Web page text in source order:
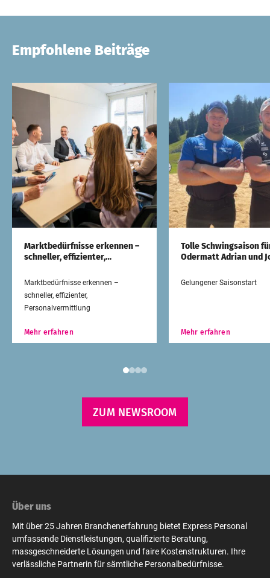
Empfohlene Beiträge
Marktbedürfnisse erkennen –
schneller, effizienter,
Marktbedürfnisse erkennen –
schneller, effizienter,
Personalvermittlung
Mehr erfahren
Tolle Schwingsaison
Odermatt Adrian und
Gelungener Saisonstart
Mehr erfahren
ZUM NEWSROOM
Über uns
Mit über 25 Jahren Branchenerfahrung bietet Express Personal
umfassende Dienstleistungen, qualifizierte Beratung,
massgeschneiderte Lösungen und faire Kostenstrukturen. Ihre
verlässliche Partnerin für sämtliche Personalbedürfnisse.